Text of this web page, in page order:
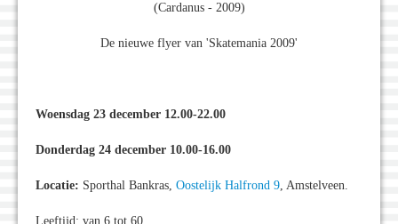
(Cardanus - 2009)
De nieuwe flyer van 'Skatemania 2009'
Woensdag 23 december 12.00-22.00
Donderdag 24 december 10.00-16.00
Locatie: Sporthal Bankras, Oostelijk Halfrond 9, Amstelveen.
Leeftijd: van 6 tot 60